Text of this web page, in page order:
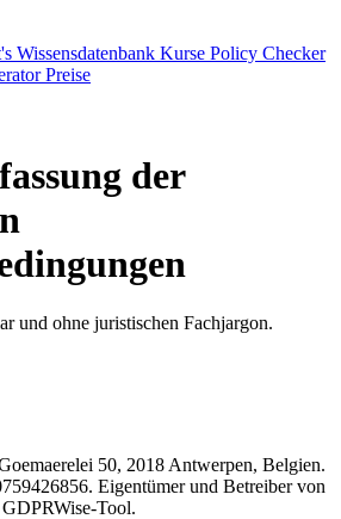
Wissensdatenbank Kurse Policy Checker
Preise
der
und ohne juristischen Fachjargon.
50, 2018 Antwerpen, Belgien.
Eigentümer und Betreiber von
Tool.